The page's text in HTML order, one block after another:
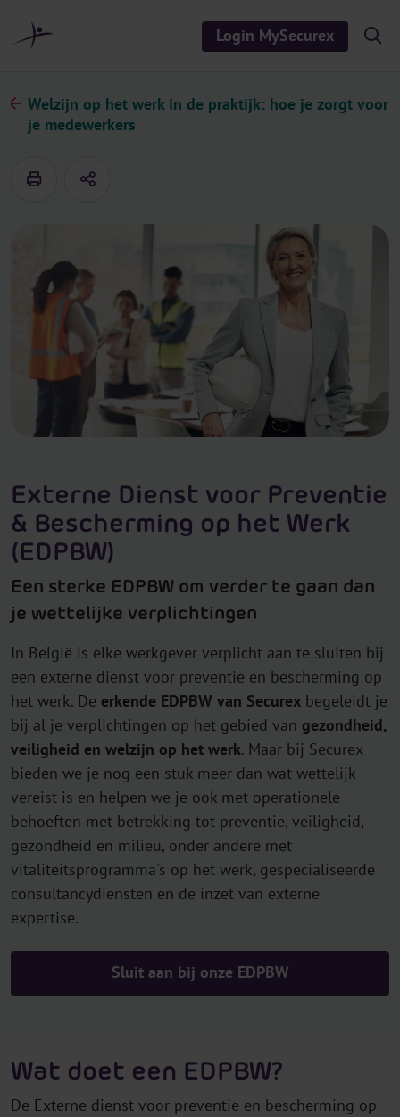
Login MySecurex
S
h
Welzijn op het werk in de praktijk: hoe je zorgt voor
je medewerkers
Externe Dienst voor Preventie
& Bescherming op het Werk
(EDPBW)
Een sterke EDPBW om verder te gaan dan
je wettelijke verplichtingen
In België is elke werkgever verplicht aan te sluiten bij
een externe dienst voor preventie en bescherming op
het werk. De erkende EDPBW van Securex begeleidt je
bij al je verplichtingen op het gebied van gezondheid,
veiligheid en welzijn op het werk. Maar bij Securex
bieden we je nog een stuk meer dan wat wettelijk
vereist is en helpen we je ook met operationele
behoeften met betrekking tot preventie, veiligheid,
gezondheid en milieu, onder andere met
vitaliteitsprogramma's op het werk, gespecialiseerde
consultancydiensten en de inzet van externe
expertise.
Sluit aan bij onze EDPBW
Wat doet een EDPBW?
De Externe dienst voor preventie en bescherming op